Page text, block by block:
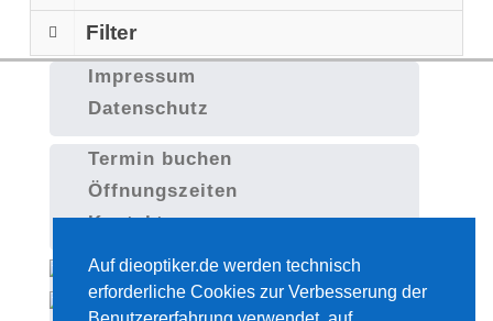
Auf dieoptiker.de werden technisch
erforderliche Cookies zur Verbesserung der
Filter
Impressum
Datenschutz
Termin buchen
Öffnungszeiten
Kontakt